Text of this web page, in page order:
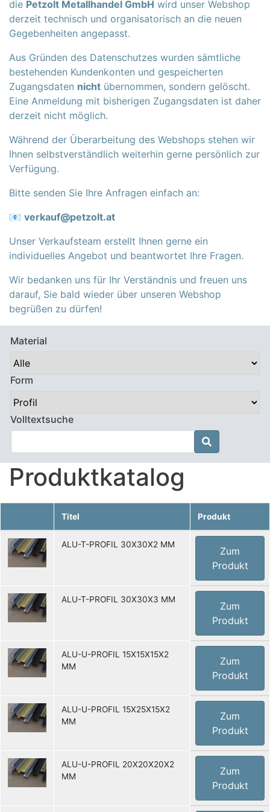
die Petzolt Metallhandel GmbH wird unser Webshop
derzeit technisch und organisatorisch an die neuen
Gegebenheiten angepasst.
Aus Gründen des Datenschutzes wurden sämtliche
bestehenden Kundenkonten und gespeicherten
Zugangsdaten nicht übernommen, sondern gelöscht.
Eine Anmeldung mit bisherigen Zugangsdaten ist daher
derzeit nicht möglich.
Während der Überarbeitung des Webshops stehen wir
Ihnen selbstverständlich weiterhin gerne persönlich zur
Verfügung.
Bitte senden Sie Ihre Anfragen einfach an:
📧 verkauf@petzolt.at
Unser Verkaufsteam erstellt Ihnen gerne ein
individuelles Angebot und beantwortet Ihre Fragen.
Wir bedanken uns für Ihr Verständnis und freuen uns
darauf, Sie bald wieder über unseren Webshop
begrüßen zu dürfen!
Material
Form
Volltextsuche

Produktkatalog
Titel Produkt
ALU-T-PROFIL 30X30X2 MM
Zum
Produkt
ALU-T-PROFIL 30X30X3 MM
Zum
Produkt
ALU-U-PROFIL 15X15X15X2
MM
Zum
Produkt
ALU-U-PROFIL 15X25X15X2
MM
Zum
Produkt
ALU-U-PROFIL 20X20X20X2
MM
Zum
Produkt